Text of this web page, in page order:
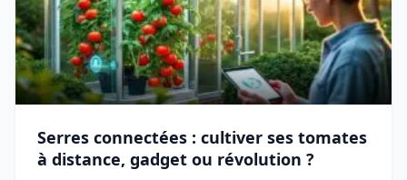
Serres connectées : cultiver ses tomates
à distance, gadget ou révolution ?